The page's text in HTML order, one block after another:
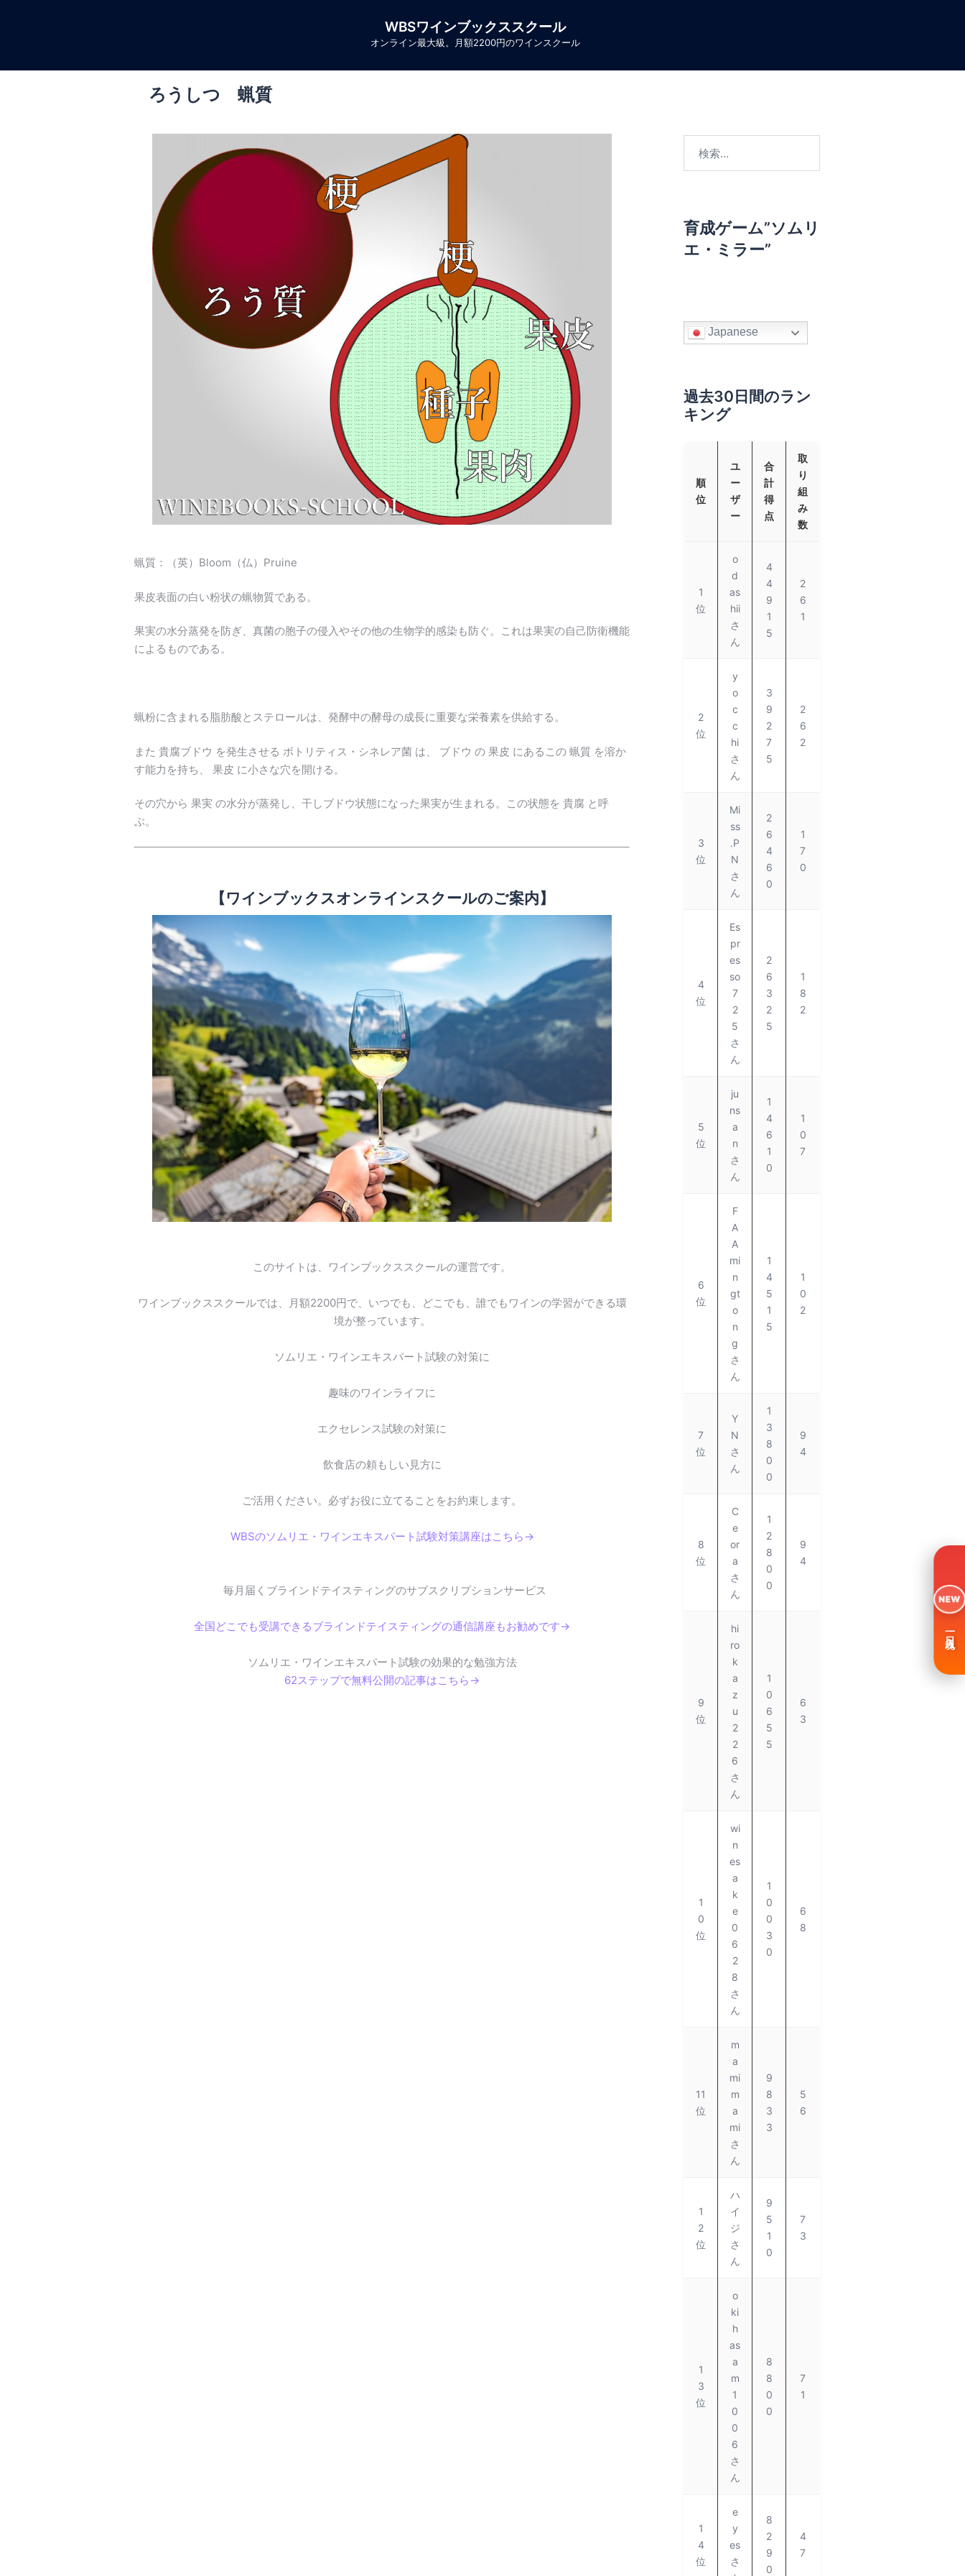
WBSワインブックススクール
オンライン最大級。月額2200円のワインスクール
ろうしつ 蝋質
蝋質：（英）Bloom（仏）Pruine
果皮表面の白い粉状の蝋物質である。
果実の水分蒸発を防ぎ、真菌の胞子の侵入やその他の生物学的感染も防ぐ。これは果実の自己防衛機能
によるものである。
蝋粉に含まれる脂肪酸とステロールは、発酵中の酵母の成長に重要な栄養素を供給する。
また 貴腐ブドウ を発生させる ボトリティス・シネレア菌 は、 ブドウ の 果皮 にあるこの 蝋質 を溶か
す能力を持ち、 果皮 に小さな穴を開ける。
その穴から 果実 の水分が蒸発し、干しブドウ状態になった果実が生まれる。この状態を 貴腐 と呼
ぶ。
【ワインブックスオンラインスクールのご案内】
このサイトは、ワインブックススクールの運営です。
ワインブックススクールでは、月額2200円で、いつでも、どこでも、誰でもワインの学習ができる環
境が整っています。
ソムリエ・ワインエキスパート試験の対策に
趣味のワインライフに
エクセレンス試験の対策に
飲食店の頼もしい見方に
ご活用ください。必ずお役に立てることをお約束します。
WBSのソムリエ・ワインエキスパート試験対策講座はこちら→
毎月届くブラインドテイスティングのサブスクリプションサービス
全国どこでも受講できるブラインドテイスティングの通信講座もお勧めです→
ソムリエ・ワインエキスパート試験の効果的な勉強方法
62ステップで無料公開の記事はこちら→
育成ゲーム”ソムリ
エ・ミラー”
Japanese
過去30日間のラン
キング
順
位
ユ
ー
ザ
ー
合
計
得
点
取
り
組
み
数
1
位
o
d
as
hii
さ
ん
4
4
9
1
5
2
6
1
2
位
y
o
c
c
hi
さ
ん
3
9
2
7
5
2
6
2
3
位
Mi
ss
.P
N
さ
ん
2
6
4
6
0
1
7
0
4
位
Es
pr
es
so
7
2
5
さ
ん
2
6
3
2
5
1
8
2
5
位
ju
ns
a
n
さ
ん
1
4
6
1
0
1
0
7
6
位
F
A
A
mi
n
gt
o
n
g
さ
ん
1
4
5
1
5
1
0
2
7
位
Y
N
さ
ん
1
3
8
0
0
9
4
8
位
C
e
or
a
さ
ん
1
2
8
0
0
9
4
9
位
hi
ro
k
a
z
u
2
2
6
さ
ん
1
0
6
5
5
6
3
1
0
位
wi
n
es
a
k
e
0
6
2
8
さ
ん
1
0
0
3
0
6
8
11
位
m
a
mi
m
a
mi
さ
ん
9
8
3
3
5
6
1
2
位
ハ
イ
ジ
さ
ん
9
5
1
0
7
3
1
3
位
o
ki
h
as
a
m
1
0
0
6
さ
ん
8
8
0
0
7
1
1
4
位
e
y
es
さ
8
2
9
0
4
7
NEW
一日入魂